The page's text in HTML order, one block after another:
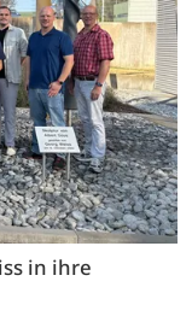
in ihre